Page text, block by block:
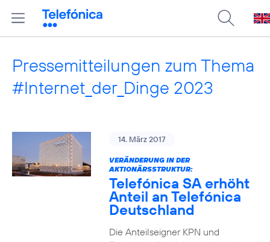
Pressemitteilungen zum Thema
#Internet_der_Dinge 2023
14. März 2017
VERÄNDERUNG IN DER
AKTIONÄRSSTRUKTUR:
Telefónica SA erhöht
Anteil an Telefónica
Deutschland
Die Anteilseigner KPN und